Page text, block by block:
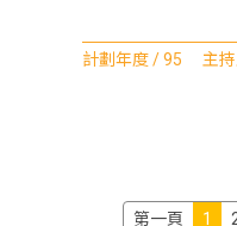
計劃年度 / 95 主
第一頁 1